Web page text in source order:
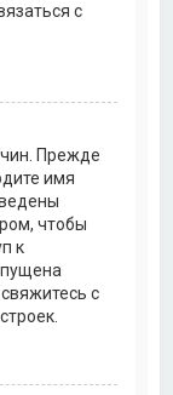
с
Прежде
имя
чтобы
к
с